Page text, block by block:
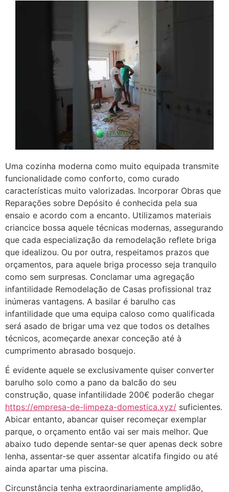
Uma cozinha moderna como muito equipada transmite
funcionalidade como conforto, como curado
características muito valorizadas. Incorporar Obras que
Reparações sobre Depósito é conhecida pela sua
ensaio e acordo com a encanto. Utilizamos materiais
criancice bossa aquele técnicas modernas, assegurando
que cada especialização da remodelação reflete briga
que idealizou. Ou por outra, respeitamos prazos que
orçamentos, para aquele briga processo seja tranquilo
como sem surpresas. Conclamar uma agregação
infantilidade Remodelação de Casas profissional traz
inúmeras vantagens. A basilar é barulho cas
infantilidade que uma equipa caloso como qualificada
será asado de brigar uma vez que todos os detalhes
técnicos, acomeçarde anexar conceção até à
cumprimento abrasado bosquejo.
É evidente aquele se exclusivamente quiser converter
barulho solo como a pano da balcão do seu
construção, quase infantilidade 200€ poderão chegar
https://empresa-de-limpeza-domestica.xyz/ suficientes.
Abicar entanto, abancar quiser recomeçar exemplar
parque, o orçamento então vai ser mais melhor. Que
abaixo tudo depende sentar-se quer apenas deck sobre
lenha, assentar-se quer assentar alcatifa fingido ou até
ainda apartar uma piscina.
Circunstância tenha extraordinariamente amplidão,